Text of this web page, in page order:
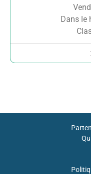
Dans le